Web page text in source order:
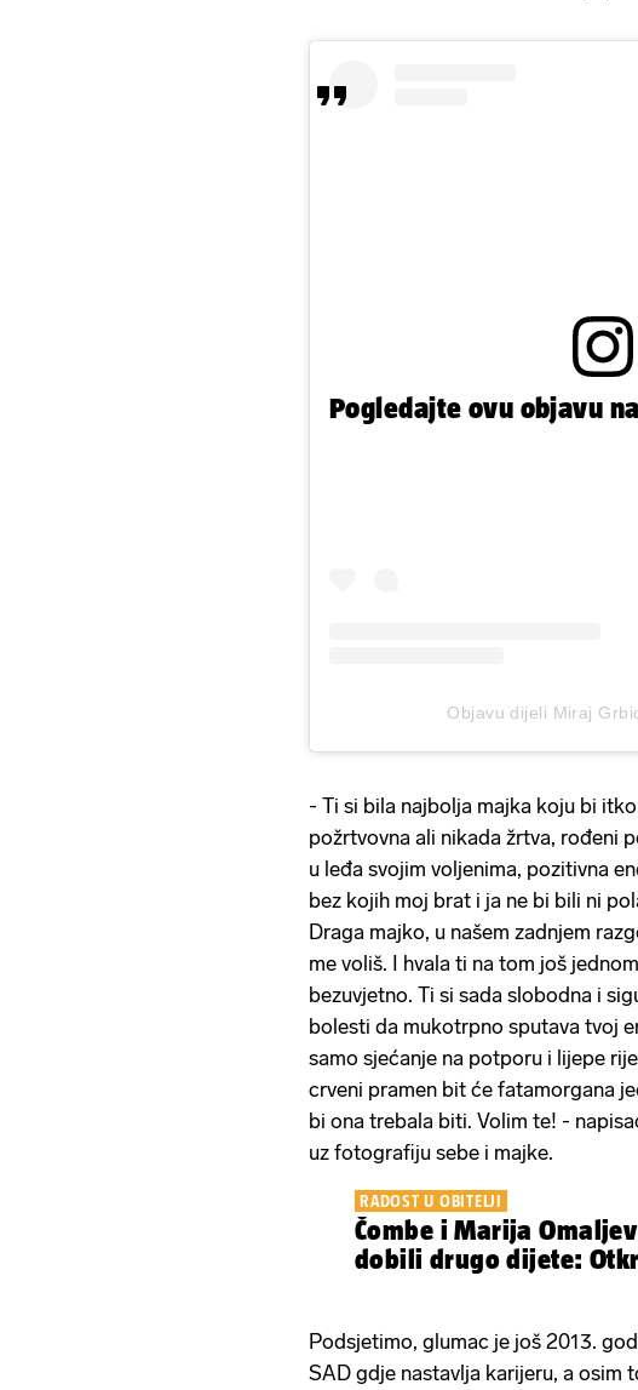
Pogledajte ovu objavu
Objavu dijeli Miraj
- Ti si bila najbolja majka koju bi
požrtvovna ali nikada žrtva, rođeni
u leđa svojim voljenima, pozitivna
bez kojih moj brat i ja ne bi bili ni
Draga majko, u našem zadnjem
me voliš. I hvala ti na tom još
bezuvjetno. Ti si sada slobodna i
bolesti da mukotrpno sputava tvoj
samo sjećanje na potporu i lijepe
crveni pramen bit će fatamorgana
bi ona trebala biti. Volim te! -
uz fotografiju sebe i majke.
RADOST U OBITELJI
Čombe i Marija
dobili drugo dijete:
Podsjetimo, glumac je još 2013.
SAD gdje nastavlja karijeru, a osim